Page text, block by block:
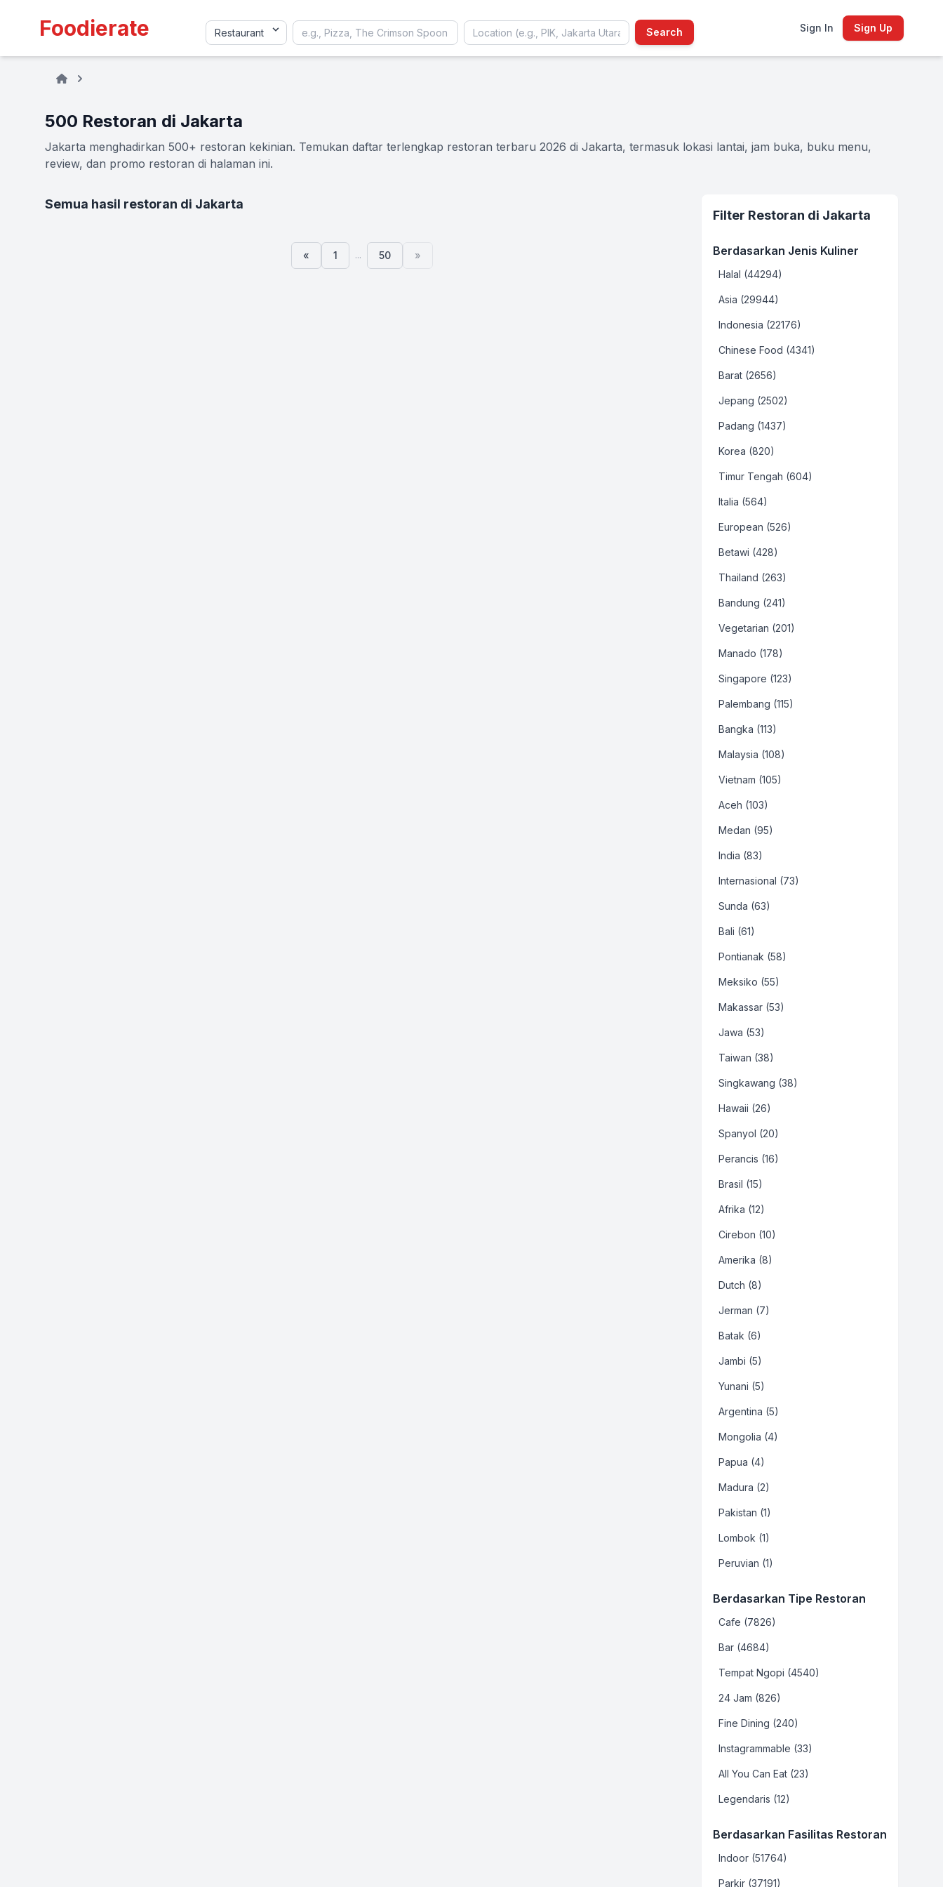
Foodierate Search Sign In Sign Up
500 Restoran di Jakarta
Jakarta menghadirkan 500+ restoran kekinian. Temukan daftar terlengkap restoran terbaru 2026 di Jakarta, termasuk lokasi lantai, jam buka, buku menu,
review, dan promo restoran di halaman ini.
Semua hasil restoran di Jakarta
« 1 ... 50 »
Filter Restoran di Jakarta
Berdasarkan Jenis Kuliner
Halal (44294)
Asia (29944)
Indonesia (22176)
Chinese Food (4341)
Barat (2656)
Jepang (2502)
Padang (1437)
Korea (820)
Timur Tengah (604)
Italia (564)
European (526)
Betawi (428)
Thailand (263)
Bandung (241)
Vegetarian (201)
Manado (178)
Singapore (123)
Palembang (115)
Bangka (113)
Malaysia (108)
Vietnam (105)
Aceh (103)
Medan (95)
India (83)
Internasional (73)
Sunda (63)
Bali (61)
Pontianak (58)
Meksiko (55)
Makassar (53)
Jawa (53)
Taiwan (38)
Singkawang (38)
Hawaii (26)
Spanyol (20)
Perancis (16)
Brasil (15)
Afrika (12)
Cirebon (10)
Amerika (8)
Dutch (8)
Jerman (7)
Batak (6)
Jambi (5)
Yunani (5)
Argentina (5)
Mongolia (4)
Papua (4)
Madura (2)
Pakistan (1)
Lombok (1)
Peruvian (1)
Berdasarkan Tipe Restoran
Cafe (7826)
Bar (4684)
Tempat Ngopi (4540)
24 Jam (826)
Fine Dining (240)
Instagrammable (33)
All You Can Eat (23)
Legendaris (12)
Berdasarkan Fasilitas Restoran
Indoor (51764)
Parkir (37191)